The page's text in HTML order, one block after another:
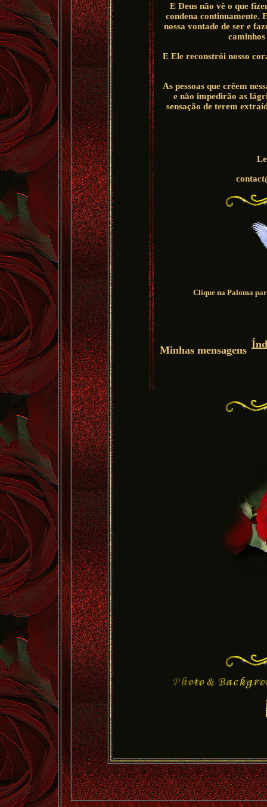
E Deus não vê o que
condena continuamente.
nossa vontade de ser e
caminhos
E Ele reconstrói nosso
As pessoas que crêem
e não impedirão as
sensação de terem
Clique na Paloma
Minhas mensagens